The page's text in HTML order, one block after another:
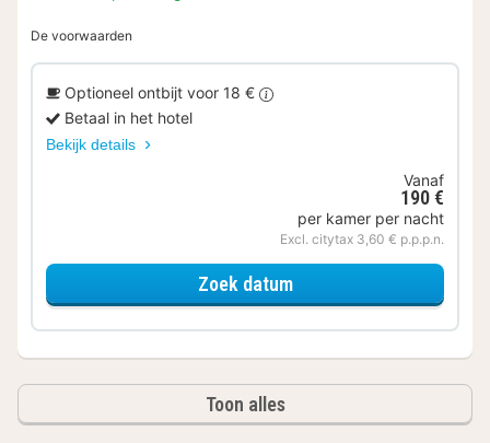
De voorwaarden
Optioneel ontbijt voor 18 €
Betaal in het hotel
Bekijk details
Vanaf
190 €
per kamer per nacht
Excl. citytax 3,60 € p.p.p.n.
Zoek datumvoor Appartement
Toon alles